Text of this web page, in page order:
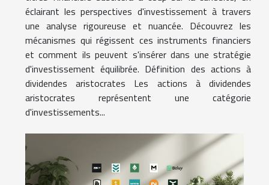
éclairant les perspectives d'investissement à travers
une analyse rigoureuse et nuancée. Découvrez les
mécanismes qui régissent ces instruments financiers
et comment ils peuvent s'insérer dans une stratégie
d'investissement équilibrée. Définition des actions à
dividendes aristocrates Les actions à dividendes
aristocrates représentent une catégorie
d'investissements...